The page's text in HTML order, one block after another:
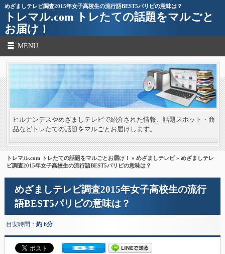
めざましテレビ調査2015年女子高校生の流行語BEST5パリピの意味は？
トレマル.com トレたての話題をマルごと
お届け！
MENU
ヒルナンデスやめざましテレビで紹介された情報、話題スポット・商
品などトレたての話題をマルごとお届けします。
トレマル.com トレたての話題をマルごとお届け！ »めざましテレビ» めざましテレ
ビ調査2015年女子高校生の流行語BEST5パリピの意味は？
めざましテレビ調査2015年女子高校生の流行
語BEST5パリピの意味は？
目安時間： 約 6分